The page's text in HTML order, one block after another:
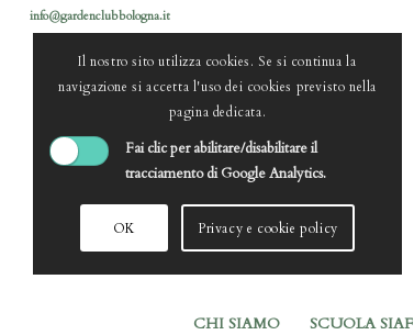
info@gardenclubbologna.it
CHI SIAMO SCUOLA SIAF
Il nostro sito utilizza cookies. Se si continua la
navigazione si accetta l'uso dei cookies previsto nella
pagina dedicata.
Fai clic per abilitare/disabilitare il
tracciamento di Google Analytics.
OK Privacy e cookie policy